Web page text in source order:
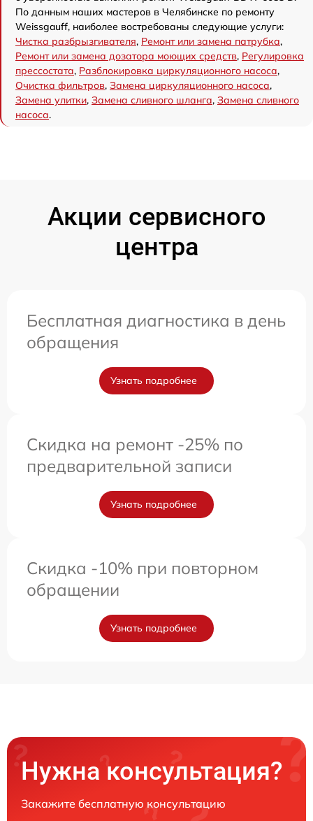
По данным наших мастеров в Челябинске по ремонту
Weissgauff, наиболее востребованы следующие услуги:
Чистка разбрызгивателя, Ремонт или замена патрубка,
Ремонт или замена дозатора моющих средств, Регулировка
прессостата, Разблокировка циркуляционного насоса,
Очистка фильтров, Замена циркуляционного насоса,
Замена улитки, Замена сливного шланга, Замена сливного
насоса.
Акции сервисного
центра
Бесплатная диагностика в день
обращения
Узнать подробнее
Скидка на ремонт -25% по
предварительной записи
Узнать подробнее
Скидка -10% при повторном
обращении
Узнать подробнее
Нужна консультация?
Закажите бесплатную консультацию